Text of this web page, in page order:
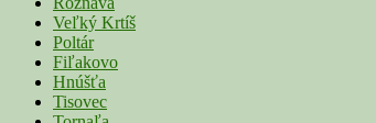
Veľký Krtíš
Poltár
Fiľakovo
Hnúšťa
Tisovec